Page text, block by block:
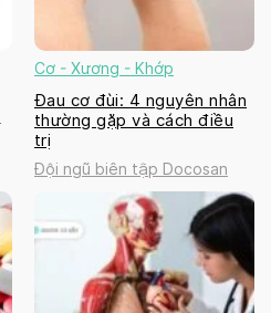
Cơ - Xương - Khớp
Đau cơ đùi: 4 nguyên nhân
thường gặp và cách điều
trị
Đội ngũ biên tập Docosan